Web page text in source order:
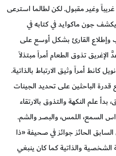
وغير مقبول. لكن لطالما استرعى
يكشف جون ماكوايد في كتابه في
وإطلاع القارئ بشكل أوسع على
تذوق الطعام أمراً مبتذلاً
كانط أمراً وثيق الارتباط بالذاتية.
قدرة الباحثين على تحديد الجينات
علم النكهة والتذوق بالارتقاء
السمع، اللمس، والبصر والشم.
السابق الحائز جوائز في صحيفة «ذا
الشخصية والذاتية كما كان ينبغي